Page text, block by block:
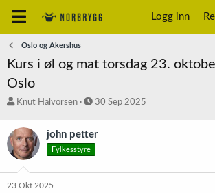
Logg inn
Oslo og Akershus
Kurs i øl og mat torsdag 23.
Oslo
T
å
d
s
a
r
Knut Halvorsen
S
r
a
30 Sep 2025
john petter
Fylkesstyre
23 Okt 2025